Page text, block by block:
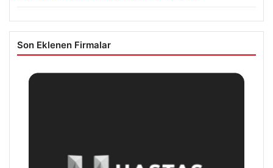
Son Eklenen Firmalar